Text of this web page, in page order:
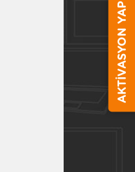
AKTİVASYON YAP